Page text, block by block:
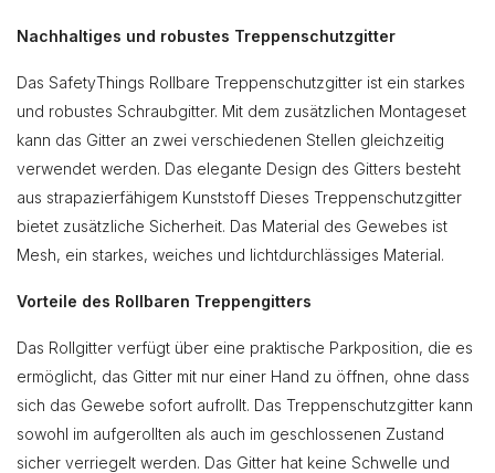
Nachhaltiges und robustes Treppenschutzgitter
Das SafetyThings Rollbare Treppenschutzgitter ist ein starkes
und robustes Schraubgitter. Mit dem zusätzlichen Montageset
kann das Gitter an zwei verschiedenen Stellen gleichzeitig
verwendet werden. Das elegante Design des Gitters besteht
aus strapazierfähigem Kunststoff Dieses Treppenschutzgitter
bietet zusätzliche Sicherheit. Das Material des Gewebes ist
Mesh, ein starkes, weiches und lichtdurchlässiges Material.
Vorteile des Rollbaren Treppengitters
Das Rollgitter verfügt über eine praktische Parkposition, die es
ermöglicht, das Gitter mit nur einer Hand zu öffnen, ohne dass
sich das Gewebe sofort aufrollt. Das Treppenschutzgitter kann
sowohl im aufgerollten als auch im geschlossenen Zustand
sicher verriegelt werden. Das Gitter hat keine Schwelle und